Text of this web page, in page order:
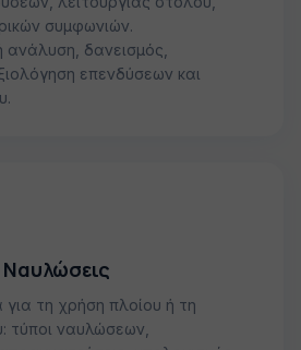
συμφωνιών.
ανάλυση, δανεισμός,
επενδύσεων και
για τη χρήση πλοίου ή τη
τύποι ναυλώσεων,